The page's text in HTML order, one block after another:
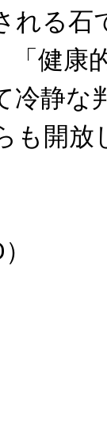
れる石
「健康
冷静な
も開放